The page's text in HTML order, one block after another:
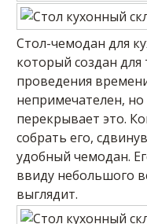
Стол-чемодан для
который создан
проведения
непримечателен,
перекрывает это.
собрать его,
удобный чемодан.
ввиду небольшого
выглядит.